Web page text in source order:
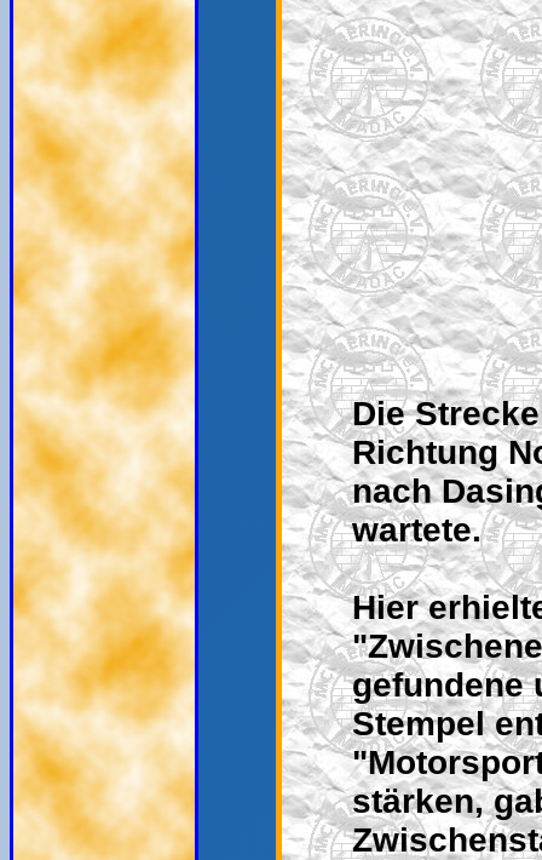
Die
Richtung
nach
wartete.
Hier
gefundene
Stempel
stärken,